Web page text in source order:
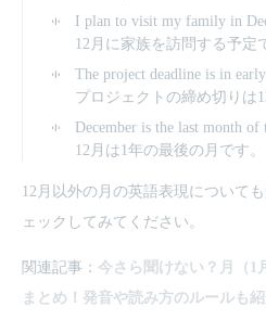
I plan to visit my family in
12月に家族を訪問する予定
The project deadline is in
プロジェクトの締め切りは
December is the last month of
12月は1年の最後の月です。
12月以外の月の英語表現について
ェックしてみてください。
関連記事： 今さら聞けない？月（1
まとめ！発音や読み方のルールも